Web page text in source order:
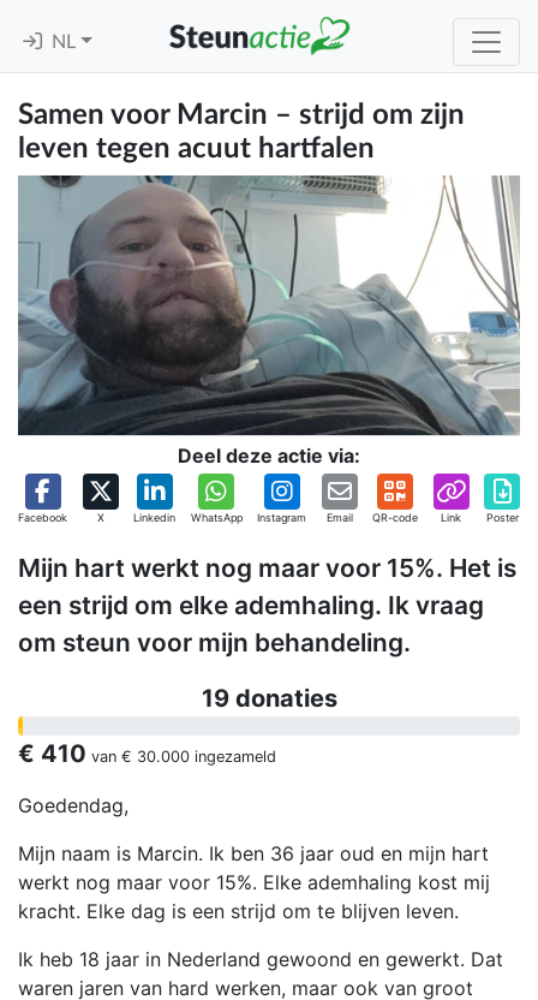
NL
Samen voor Marcin – strijd om zijn
leven tegen acuut hartfalen
Deel deze actie via:
Facebook X Linkedin WhatsApp Instagram Email QR-code Link Poster
Mijn hart werkt nog maar voor 15%. Het is
een strijd om elke ademhaling. Ik vraag
om steun voor mijn behandeling.
19 donaties
€ 410 van € 30.000 ingezameld
Goedendag,
Mijn naam is Marcin. Ik ben 36 jaar oud en mijn hart
werkt nog maar voor 15%. Elke ademhaling kost mij
kracht. Elke dag is een strijd om te blijven leven.
Ik heb 18 jaar in Nederland gewoond en gewerkt. Dat
waren jaren van hard werken, maar ook van groot